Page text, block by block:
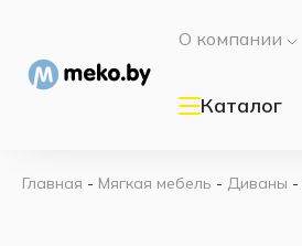
О компании
Каталог
Главная - Мягкая мебель - Диваны -